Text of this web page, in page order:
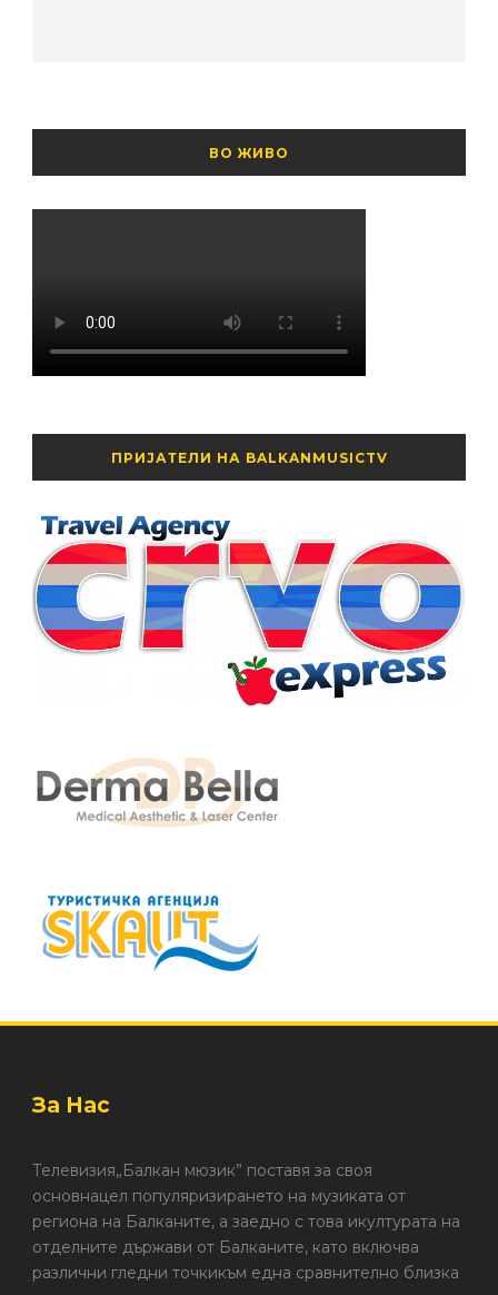
ВО ЖИВО
ПРИЈАТЕЛИ НА BALKANMUSICTV
За Нас
Телевизия„Балкан мюзик” поставя за своя
основнацел популяризирането на музиката от
региона на Балканите, а заедно с това икултурата на
отделните държави от Балканите, като включва
различни гледни точкикъм една сравнително близка